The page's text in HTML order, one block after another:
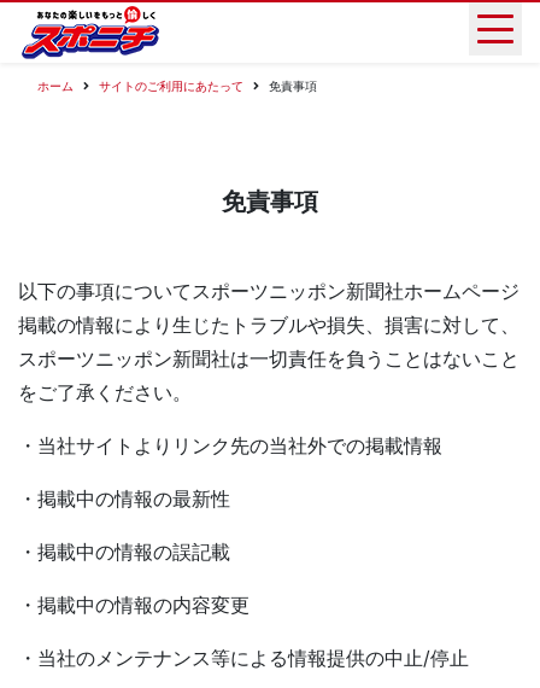
ホーム サイトのご利用にあたって 免責事項
免責事項
以下の事項についてスポーツニッポン新聞社ホームページ
掲載の情報により生じたトラブルや損失、損害に対して、
スポーツニッポン新聞社は一切責任を負うことはないこと
をご了承ください。
・当社サイトよりリンク先の当社外での掲載情報
・掲載中の情報の最新性
・掲載中の情報の誤記載
・掲載中の情報の内容変更
・当社のメンテナンス等による情報提供の中止/停止